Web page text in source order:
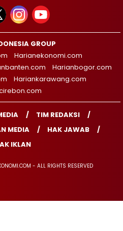
GROUP
Harianekonomi.com
Harianbogor.com
Hariankarawang.com
TIM REDAKSI
MEDIA
HAK JAWAB
IKLAN
- ALL RIGHTS RESERVED